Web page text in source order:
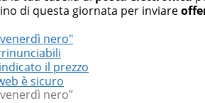
di questa giornata per inviare
nero"
il prezzo
è sicuro
nero”